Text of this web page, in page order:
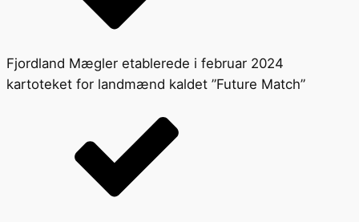
Fjordland Mægler etablerede i februar 2024
kartoteket for landmænd kaldet ”Future Match”